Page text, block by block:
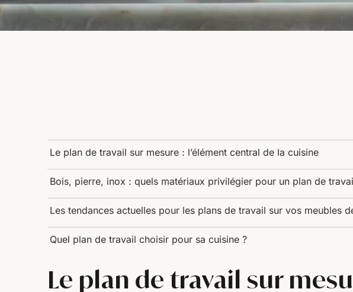
Le plan de travail sur mesure : l’élément central de la cuisine
Bois, pierre, inox : quels matériaux privilégier pour un plan de
Les tendances actuelles pour les plans de travail sur vos meubles
Quel plan de travail choisir pour sa cuisine ?
Le plan de travail sur